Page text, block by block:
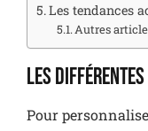
Les tendances
Autres
Les
Pour